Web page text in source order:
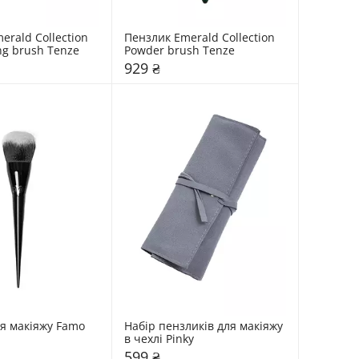
Collection
brush Tenze
Пензлик Emerald Collection
Powder brush Tenze
929 ₴
макіяжу Famo
Набір пензликів для макіяжу
в чехлі Pinky